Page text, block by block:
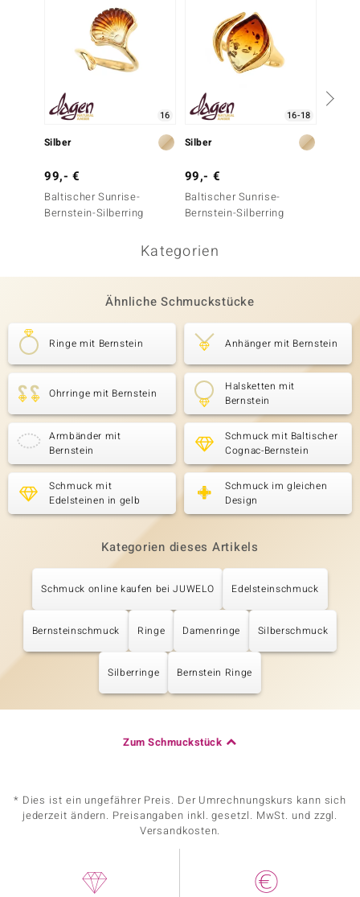
16
Silber
99,- €
Baltischer Sunrise-
Bernstein-Silberring
16-18
Silber
99,- €
Baltischer Sunrise-
Bernstein-Silberring
Kategorien
Ähnliche Schmuckstücke
Ringe mit Bernstein Anhänger mit Bernstein
Ohrringe mit Bernstein
Halsketten mit
Bernstein
Armbänder mit
Bernstein
Schmuck mit Baltischer
Cognac-Bernstein
Schmuck mit
Edelsteinen in gelb
Schmuck im gleichen
Design
Kategorien dieses Artikels
Schmuck online kaufen bei JUWELO Edelsteinschmuck
Bernsteinschmuck Ringe Damenringe Silberschmuck
Silberringe Bernstein Ringe
Zum Schmuckstück
* Dies ist ein ungefährer Preis. Der Umrechnungskurs kann sich
jederzeit ändern. Preisangaben inkl. gesetzl. MwSt. und zzgl.
Versandkosten.